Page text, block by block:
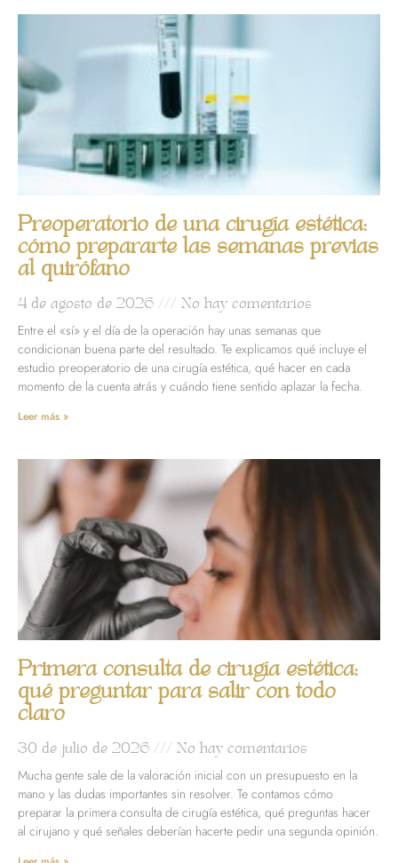
Preoperatorio de una cirugía estética:
cómo prepararte las semanas previas
al quirófano
4 de agosto de 2026 No hay comentarios
Entre el «sí» y el día de la operación hay unas semanas que
condicionan buena parte del resultado. Te explicamos qué incluye el
estudio preoperatorio de una cirugía estética, qué hacer en cada
momento de la cuenta atrás y cuándo tiene sentido aplazar la fecha.
Leer más »
Primera consulta de cirugía estética:
qué preguntar para salir con todo
claro
30 de julio de 2026 No hay comentarios
Mucha gente sale de la valoración inicial con un presupuesto en la
mano y las dudas importantes sin resolver. Te contamos cómo
preparar la primera consulta de cirugía estética, qué preguntas hacer
al cirujano y qué señales deberían hacerte pedir una segunda opinión.